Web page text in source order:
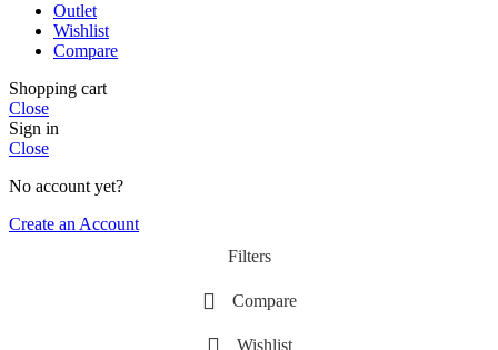
Outlet
Wishlist
Compare
Shopping cart
Close
Sign in
Close
No account yet?
Create an Account
Filters
Compare
Wishlist